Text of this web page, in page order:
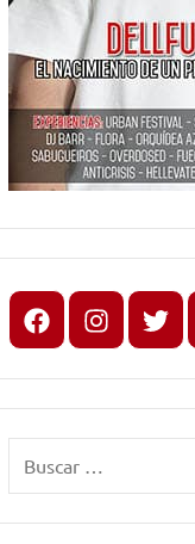
FacebookInstagram
X